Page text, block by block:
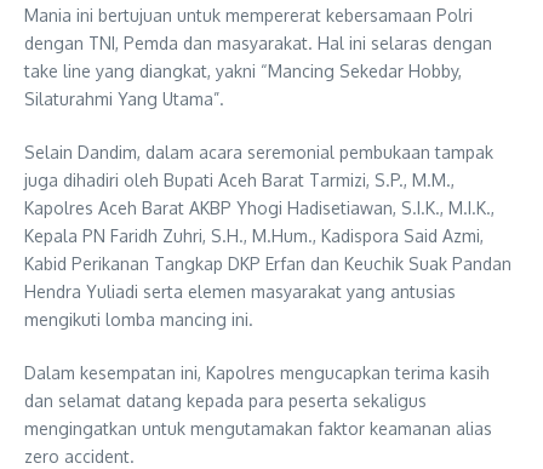
Mania ini bertujuan untuk mempererat kebersamaan Polri
dengan TNI, Pemda dan masyarakat. Hal ini selaras dengan
take line yang diangkat, yakni “Mancing Sekedar Hobby,
Silaturahmi Yang Utama”.
Selain Dandim, dalam acara seremonial pembukaan tampak
juga dihadiri oleh Bupati Aceh Barat Tarmizi, S.P., M.M.,
Kapolres Aceh Barat AKBP Yhogi Hadisetiawan, S.I.K., M.I.K.,
Kepala PN Faridh Zuhri, S.H., M.Hum., Kadispora Said Azmi,
Kabid Perikanan Tangkap DKP Erfan dan Keuchik Suak Pandan
Hendra Yuliadi serta elemen masyarakat yang antusias
mengikuti lomba mancing ini.
Dalam kesempatan ini, Kapolres mengucapkan terima kasih
dan selamat datang kepada para peserta sekaligus
mengingatkan untuk mengutamakan faktor keamanan alias
zero accident.